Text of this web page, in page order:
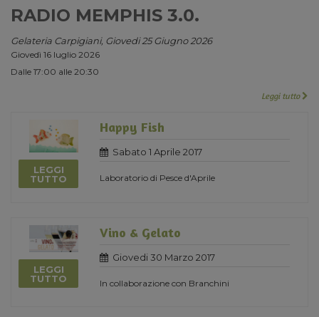
RADIO MEMPHIS 3.0.
Gelateria Carpigiani, Giovedi 25 Giugno 2026
Giovedì 16 luglio 2026
Dalle 17:00 alle 20:30
Leggi tutto
LEGGI
TUTTO
Happy Fish
Sabato 1 Aprile 2017
Laboratorio di Pesce d'Aprile
LEGGI
TUTTO
Vino & Gelato
Giovedi 30 Marzo 2017
In collaborazione con Branchini